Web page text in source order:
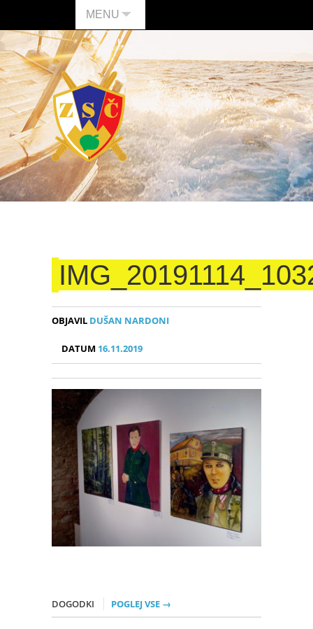
MENU
OBJAVIL DUŠAN NARDONI
DATUM 16.11.2019
DOGODKI POGLEJ VSE →